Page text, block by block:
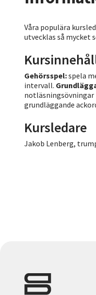
Våra populära
utvecklas så mycket
Gehörsspel:spela
intervall.
notläsningsövningar
grundläggande
Kursledare
Jakob Lenberg,